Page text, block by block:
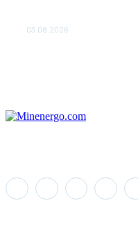
03.08.2026